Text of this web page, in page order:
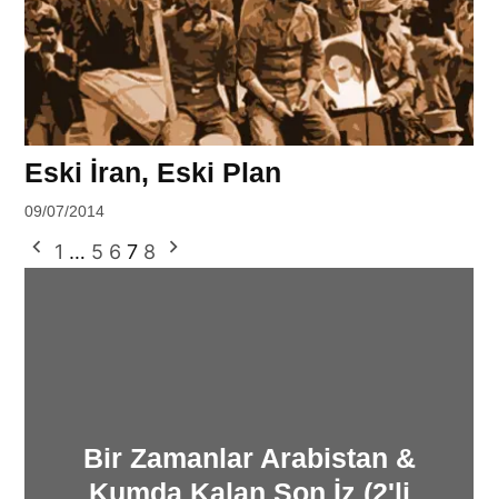
Eski İran, Eski Plan
by
Ahmet
Yozgat
09/07/2014
Yazı
1 … 5 6 7 8
Bir Zamanlar Arabistan &